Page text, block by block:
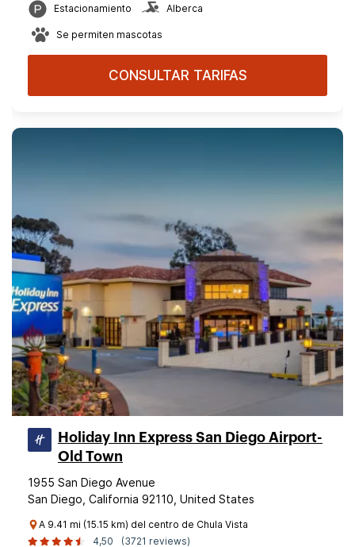
Estacionamiento
Alberca
Se permiten mascotas
CONSULTAR TARIFAS
Holiday Inn Express San Diego Airport-
Old Town
1955 San Diego Avenue
San Diego, California 92110, United States
A 9.41 mi (15.15 km) del centro de Chula Vista
4,50
(3721 reviews)